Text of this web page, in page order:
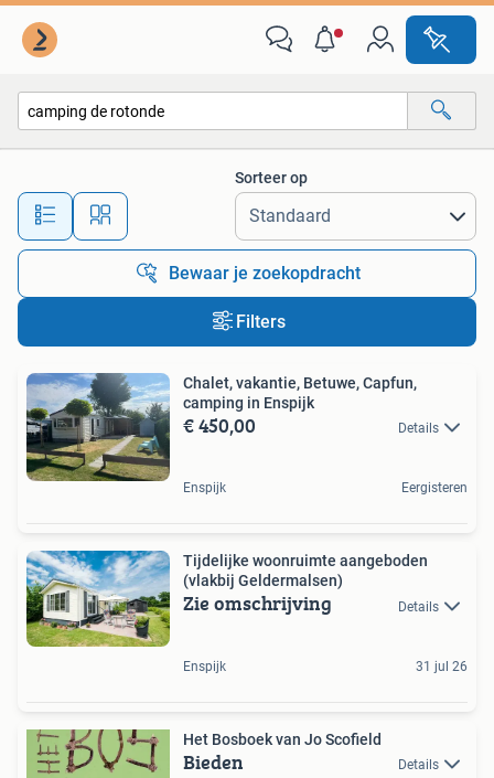
Alle afstanden…
Sorteer op
Bewaar je zoekopdracht
Filters
Chalet, vakantie, Betuwe, Capfun,
camping in Enspijk
€ 450,00 Details
Enspijk Eergisteren
Tijdelijke woonruimte aangeboden
(vlakbij Geldermalsen)
Zie omschrijving Details
Enspijk 31 jul 26
Het Bosboek van Jo Scofield
Bieden Details